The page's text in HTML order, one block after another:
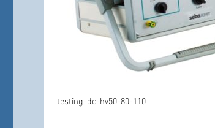
testing-dc-hv50-80-110